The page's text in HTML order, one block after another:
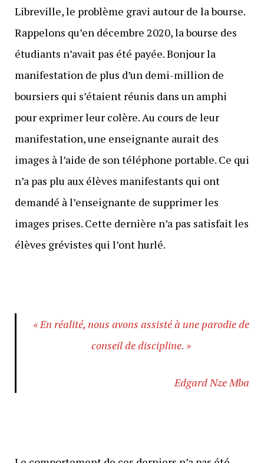
Libreville, le problème gravi autour de la bourse.
Rappelons qu’en décembre 2020, la bourse des
étudiants n’avait pas été payée. Bonjour la
manifestation de plus d’un demi-million de
boursiers qui s’étaient réunis dans un amphi
pour exprimer leur colère. Au cours de leur
manifestation, une enseignante aurait des
images à l’aide de son téléphone portable. Ce qui
n’a pas plu aux élèves manifestants qui ont
demandé à l’enseignante de supprimer les
images prises. Cette dernière n’a pas satisfait les
élèves grévistes qui l’ont hurlé.
« En réalité, nous avons assisté à une parodie de
conseil de discipline. »
Edgard Nze Mba